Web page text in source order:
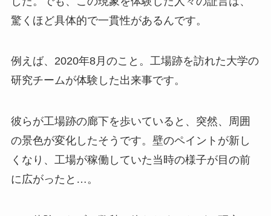
驚くほど具体的で一貫性があるんです。
例えば、2020年8月のこと。工場跡を訪れた大学の
研究チームが体験した出来事です。
彼らが工場跡の廊下を歩いていると、突然、周囲
の景色が変化したそうです。壁のペイントが新し
くなり、工場が稼働していた当時の様子が目の前
に広がったと…。